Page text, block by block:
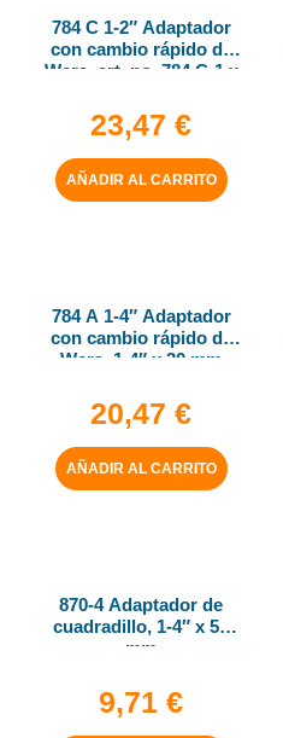
784 C 1-2″ Adaptador
con cambio rápido de
Wera, art. no. 784 C-1 x
23,47 €
AÑADIR AL CARRITO
784 A 1-4″ Adaptador
con cambio rápido de
Wera, 1-4″ x 30 mm
20,47 €
AÑADIR AL CARRITO
870-4 Adaptador de
cuadradillo, 1-4″ x 50
mm
9,71 €